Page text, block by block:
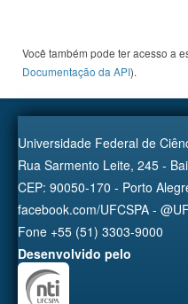
Você também pode ter acesso a
Documentação da API).
Universidade Federal de
Rua Sarmento Leite, 245 -
CEP: 90050-170 - Porto
facebook.com/UFCSPA -
Fone +55 (51) 3303-9000
Desenvolvido pelo